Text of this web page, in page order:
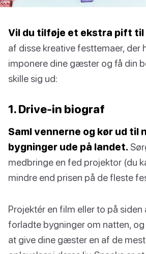
Vil du tilføje et ekstra pift til
af disse kreative festtemaer, der
imponere dine gæster og få din
skille sig ud:
1. Drive-in biograf
Saml vennerne og kør ud til
bygninger ude på landet.
medbringe en fed projektor (du
mindre end prisen på de fleste
Projektér en film eller to på siden
forladte bygninger om natten,
at give dine gæster en af de